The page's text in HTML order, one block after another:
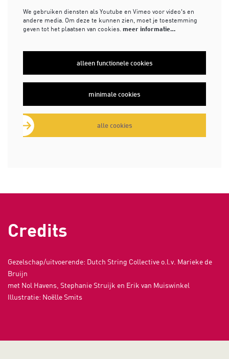
We gebruiken diensten als Youtube en Vimeo voor video's en
andere media. Om deze te kunnen zien, moet je toestemming
geven tot het plaatsen van cookies. meer informatie…
alleen functionele cookies
minimale cookies
alle cookies
Credits
Gezelschap/uitvoerende: Dutch String Collective o.l.v. Marieke de
Bruijn
met Nol Havens, Stephanie Struijk en Erik van Muiswinkel
Illustratie: Noëlle Smits